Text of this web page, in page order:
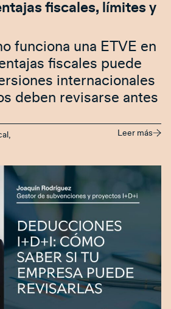
fiscales, límites y
funciona una ETVE en
fiscales puede
internacionales
deben revisarse antes
,
Leer más